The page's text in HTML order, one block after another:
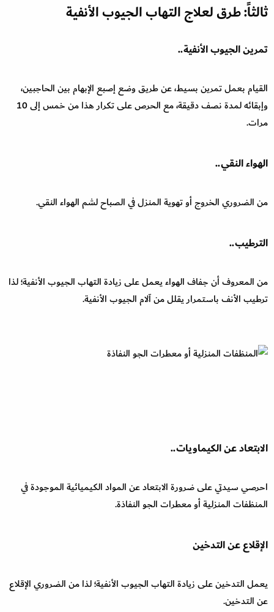
ثالثاً: طرق لعلاج التهاب الجيوب الأنفية
تمرين الجيوب الأنفية..
القيام بعمل تمرين بسيط، عن طريق وضع إصبع الإبهام بين الحاجبين،
وإبقائه لمدة نصف دقيقة، مع الحرص على تكرار هذا من خمس إلى 10
مرات.
الهواء النقي..
من الضروري الخروج أو تهوية المنزل في الصباح لشم الهواء النقي.
الترطيب..
من المعروف أن جفاف الهواء يعمل على زيادة التهاب الجيوب الأنفية؛ لذا
ترطيب الأنف باستمرار يقلل من آلام الجيوب الأنفية.
الابتعاد عن الكيماويات..
احرصي سيدتي على ضرورة الابتعاد عن المواد الكيميائية الموجودة في
المنظفات المنزلية أو معطرات الجو النفاذة.
الإقلاع عن التدخين
يعمل التدخين على زيادة التهاب الجيوب الأنفية؛ لذا من الضروري الإقلاع
عن التدخين.